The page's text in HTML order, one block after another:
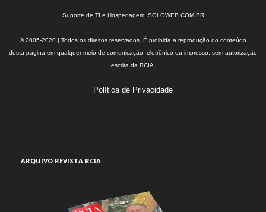
Suporte de TI e Hospedagem: SOLOWEB.COM.BR
© 2005-2020 | Todos os direitos reservados. É proibida a reprodução do conteúdo
desta página em qualquer meio de comunicação, eletrônico ou impresso, sem autorização
escrita da RCIA.
Política de Privacidade
ARQUIVO REVISTA RCIA